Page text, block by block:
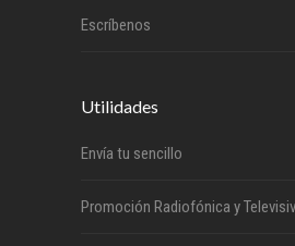
Escríbenos
Utilidades
Envía tu sencillo
Promoción Radiofónica y